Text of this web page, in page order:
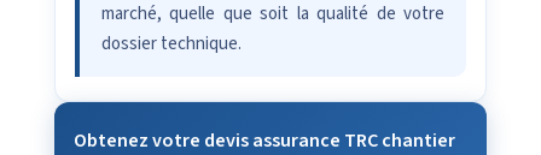
marché, quelle que soit la qualité de votre
dossier technique.
Obtenez votre devis assurance TRC chantier